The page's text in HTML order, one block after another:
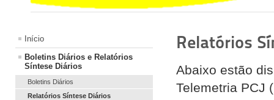
Início
Boletins Diários e Relatórios
Síntese Diários
Boletins Diários
Relatórios Síntese Diários
Relatórios
Abaixo estão
Telemetria PCJ